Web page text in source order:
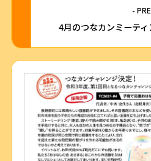
-
4月のつなカンミーティ